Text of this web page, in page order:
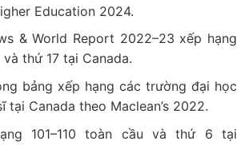
Education 2024.
& World Report 2022–23 xếp hạng
thứ 17 tại Canada.
bảng xếp hạng các trường đại học
tại Canada theo Maclean’s 2022.
101–110 toàn cầu và thứ 6 tại